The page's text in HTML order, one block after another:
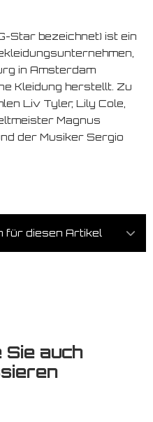
Star bezeichnet) ist ein
in Amsterdam
Kleidung herstellt. Zu
Liv Tyler, Lily Cole,
Magnus
der Musiker Sergio
für diesen Artikel
auch